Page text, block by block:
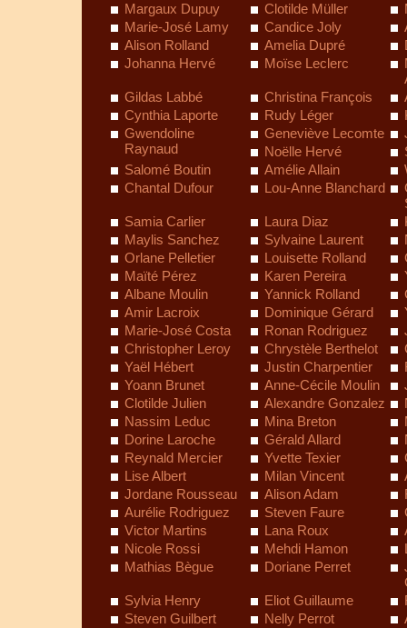
Margaux Dupuy
Clotilde Müller
Marie-José Lamy
Candice Joly
Alison Rolland
Amelia Dupré
Johanna Hervé
Moïse Leclerc
Gildas Labbé
Christina François
Cynthia Laporte
Rudy Léger
Gwendoline
Raynaud
Geneviève Lecomte
Noëlle Hervé
Salomé Boutin
Amélie Allain
Chantal Dufour
Lou-Anne Blanchard
Samia Carlier
Laura Diaz
Maylis Sanchez
Sylvaine Laurent
Orlane Pelletier
Louisette Rolland
Maïté Pérez
Karen Pereira
Albane Moulin
Yannick Rolland
Amir Lacroix
Dominique Gérard
Marie-José Costa
Ronan Rodriguez
Christopher Leroy
Chrystèle Berthelot
Yaël Hébert
Justin Charpentier
Yoann Brunet
Anne-Cécile Moulin
Clotilde Julien
Alexandre Gonzalez
Nassim Leduc
Mina Breton
Dorine Laroche
Gérald Allard
Reynald Mercier
Yvette Texier
Lise Albert
Milan Vincent
Jordane Rousseau
Alison Adam
Aurélie Rodriguez
Steven Faure
Victor Martins
Lana Roux
Nicole Rossi
Mehdi Hamon
Mathias Bègue
Doriane Perret
Sylvia Henry
Eliot Guillaume
Steven Guilbert
Nelly Perrot